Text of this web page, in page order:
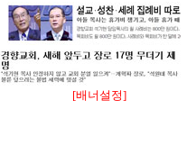
[배너설정]